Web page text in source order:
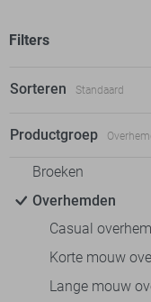
Filters
Sorteren Standaard
Standaard
Productgroep
Broeken
Overhemden
Casual
Korte mouw
Lange mouw